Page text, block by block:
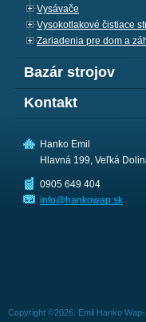
Vysávače
Vysokotlakové čistiace
Zariadenia pre dom a
Bazár strojov
Kontakt
Hanko Emil
Hlavná 199, Veľká
0905 649 404
info@hankowap.sk
Copyright ©2026. Emil Hanko